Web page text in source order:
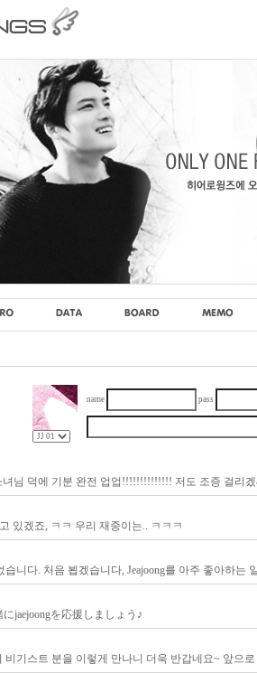
name pass
녀님 덕에 기분 완전 업업!!!!!!!!!!!!!! 저도 조증 걸리
있겠죠, ㅋㅋ 우리 재중이는.. ㅋㅋㅋ
니다. 처음 뵙겠습니다, Jeajoong를 아주 좋아하는
jaejoongを応援しましょう♪
비기스트 분을 이렇게 만나니 더욱 반갑네요~ 앞으